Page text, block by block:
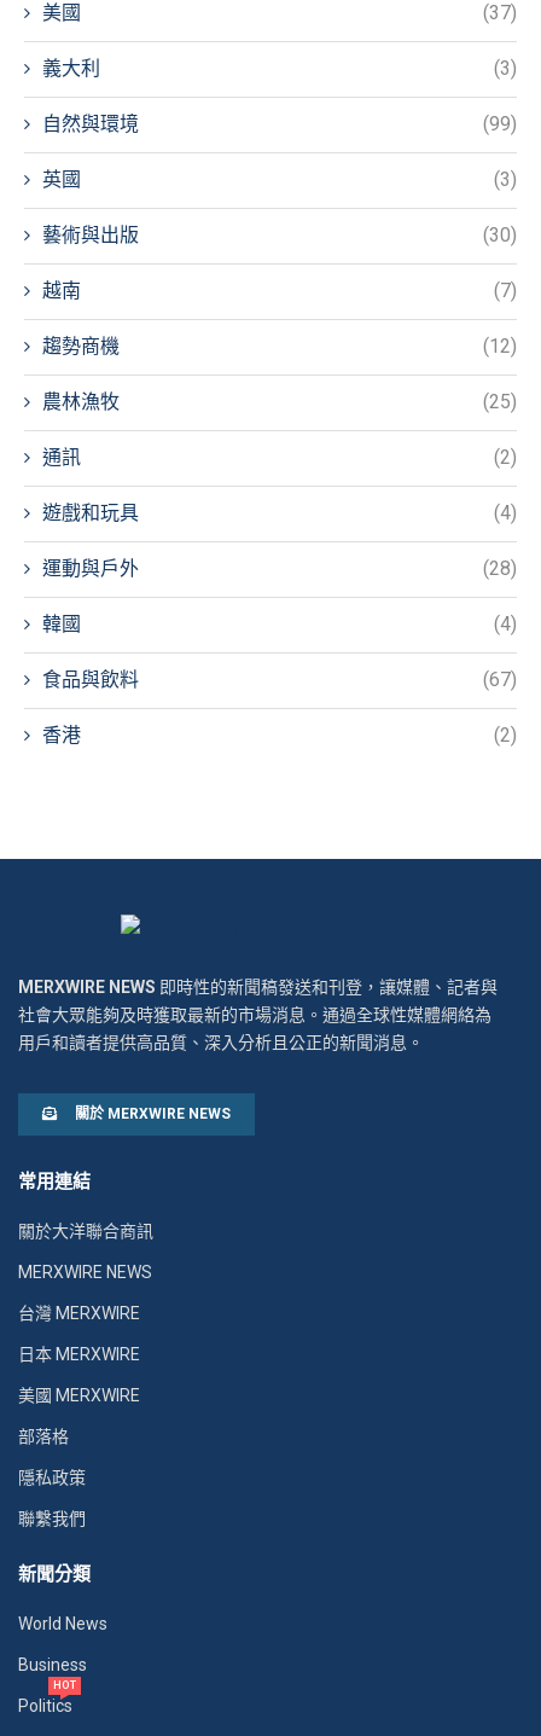
美國 (37)
義大利 (3)
自然與環境 (99)
英國 (3)
藝術與出版 (30)
越南 (7)
趨勢商機 (12)
農林漁牧 (25)
通訊 (2)
遊戲和玩具 (4)
運動與戶外 (28)
韓國 (4)
食品與飲料 (67)
香港 (2)
MERXWIRE NEWS 即時性的新聞稿發送和刊登，讓媒體、記者與
社會大眾能夠及時獲取最新的市場消息。通過全球性媒體網絡為
用戶和讀者提供高品質、深入分析且公正的新聞消息。
關於 MERXWIRE NEWS
常用連結
關於大洋聯合商訊
MERXWIRE NEWS
台灣 MERXWIRE
日本 MERXWIRE
美國 MERXWIRE
部落格
隱私政策
聯繫我們
新聞分類
World News
Business
Politics
HOT